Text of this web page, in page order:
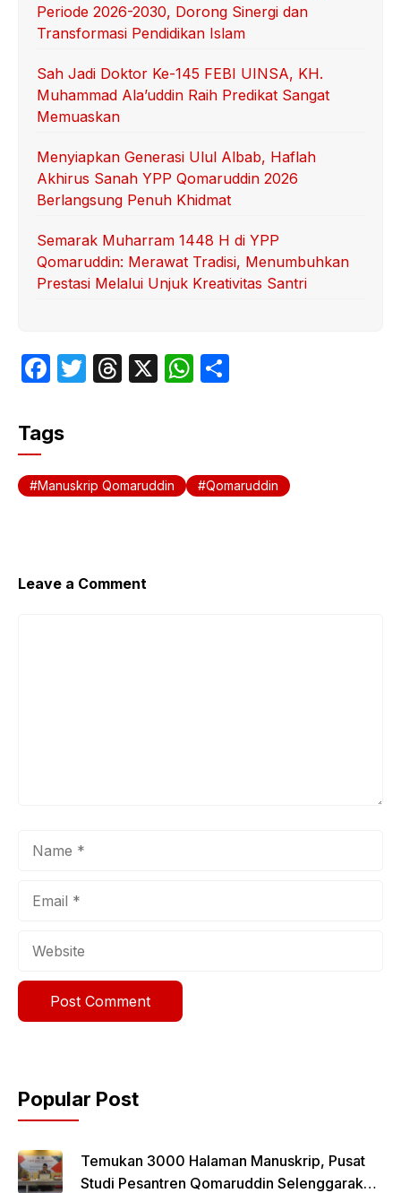
Periode 2026-2030, Dorong Sinergi dan
Transformasi Pendidikan Islam
Sah Jadi Doktor Ke-145 FEBI UINSA, KH.
Muhammad Ala’uddin Raih Predikat Sangat
Memuaskan
Menyiapkan Generasi Ulul Albab, Haflah
Akhirus Sanah YPP Qomaruddin 2026
Berlangsung Penuh Khidmat
Semarak Muharram 1448 H di YPP
Qomaruddin: Merawat Tradisi, Menumbuhkan
Prestasi Melalui Unjuk Kreativitas Santri
F
c
e
b
T
T
d
X
W
A
Tags
Manuskrip Qomaruddin Qomaruddin
Leave a Comment
Popular Post
Temukan 3000 Halaman Manuskrip, Pusat
Studi Pesantren Qomaruddin Selenggarakan